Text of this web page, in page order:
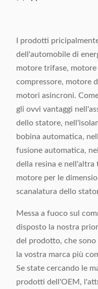
Peso della macchina
Dimensione della
macchina (LxWxH)
I prodotti
dell'automobile di
motore trifase, motore
compressore, motore
motori asincroni.
gli ovvi vantaggi
dello statore,
bobina automatica,
fusione automatica,
della resina e nell'altra
motore per le
scanalatura dello
Messa a fuoco sul
disposto la nostra
del prodotto, che
la vostra marca più
Se state cercando le
prodotti dell'OEM,